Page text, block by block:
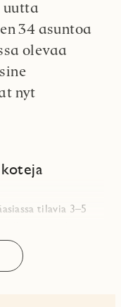
uutta
34 asuntoa
olevaa
nyt
tilavia 3–5
Kohde
asumisen